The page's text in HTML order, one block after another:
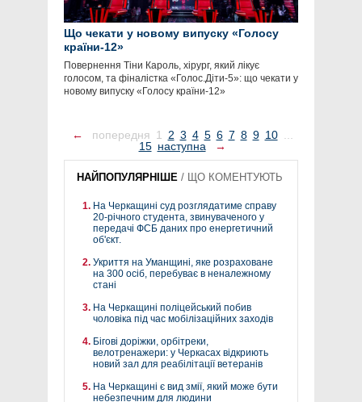
Що чекати у новому випуску «Голосу
країни-12»
Повернення Тіни Кароль, хірург, який лікує
голосом, та фіналістка «Голос.Діти-5»: що чекати у
новому випуску «Голосу країни-12»
← попередня 1 2 3 4 5 6 7 8 9 10 ...
15 наступна →
НАЙПОПУЛЯРНІШЕ / ЩО КОМЕНТУЮТЬ
На Черкащині суд розглядатиме справу
20-річного студента, звинуваченого у
передачі ФСБ даних про енергетичний
об'єкт.
Укриття на Уманщині, яке розраховане
на 300 осіб, перебуває в неналежному
стані
На Черкащині поліцейський побив
чоловіка під час мобілізаційних заходів
Бігові доріжки, орбітреки,
велотренажери: у Черкасах відкриють
новий зал для реабілітації ветеранів
На Черкащині є вид змії, який може бути
небезпечним для людини